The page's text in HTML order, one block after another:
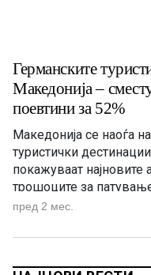
Германските
Македонија –
поевтини за 52%
Македонија се наоѓа
туристички
покажуваат најновите
трошоците за
Според податоците,
бидејќи цените за
пред 2 мес.